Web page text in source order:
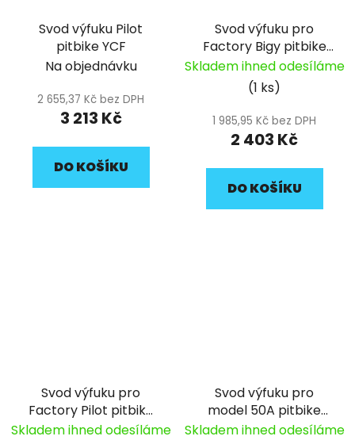
Svod výfuku Pilot
pitbike YCF
Na objednávku
2 655,37 Kč bez DPH
3 213 Kč
DO KOŠÍKU
Svod výfuku pro
Factory Bigy pitbike
YCF
Skladem ihned odesíláme
(1 ks)
1 985,95 Kč bez DPH
2 403 Kč
DO KOŠÍKU
Svod výfuku pro
Factory Pilot pitbike
YCF
Skladem ihned odesíláme
Svod výfuku pro
model 50A pitbike
YCF
Skladem ihned odesíláme